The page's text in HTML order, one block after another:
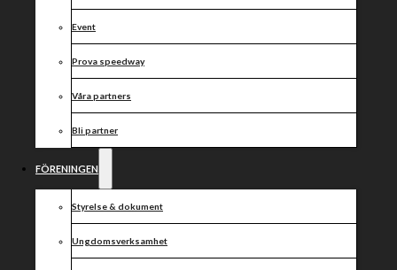
Event
Prova speedway
Våra partners
Bli partner
FÖRENINGEN
Styrelse & dokument
Ungdomsverksamhet
Idag kan vi meddela att vårt Allsvenska lag är klart.
förare, kryddat med intressanta framtidsnamn.
Jonas Knudsen är en ung dansk talang född 2001,
förutom en framgångsrik 85cc karriär var han år 2017
den förste att lyfta pokalen som 250cc världsmästare
efter att ha vunnit finalen i Prag på 15 poäng.
under fjolårssäsongen som dock stukades såväl av